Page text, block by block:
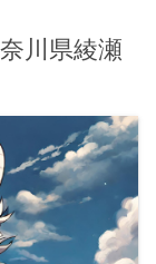
川県綾瀬